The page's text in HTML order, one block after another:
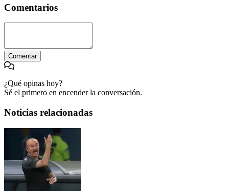
Comentarios
Comentar
¿Qué opinas hoy?
Sé el primero en encender la conversación.
Noticias relacionadas